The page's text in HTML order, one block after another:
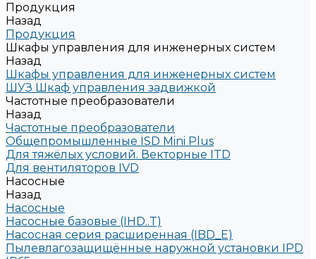
Продукция
Назад
Продукция
Шкафы управления для инженерных систем
Назад
Шкафы управления для инженерных систем
ШУЗ Шкаф управления задвижкой
Частотные преобразователи
Назад
Частотные преобразователи
Общепромышленные ISD Mini Plus
Для тяжёлых условий. Векторные ITD
Для вентиляторов IVD
Насосные
Назад
Насосные
Насосные базовые (IHD..T)
Насосная серия расширенная (IBD_E)
Пылевлагозащищённые наружной установки IPD